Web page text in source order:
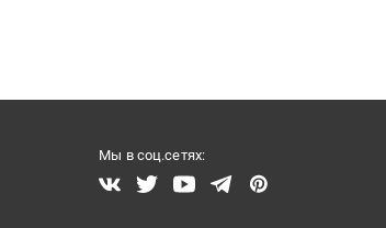
Мы в соц.сетях: